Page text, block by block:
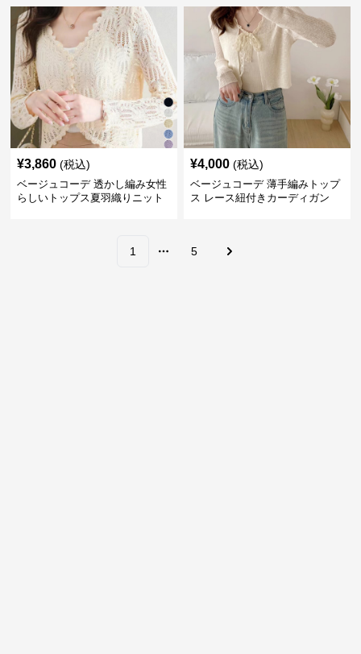
¥3,860 (税込)
ベージュコーデ 透かし編み女性
らしいトップス夏羽織りニット
¥4,000 (税込)
ベージュコーデ 薄手編みトップ
ス レース紐付きカーディガン
1
More pages
5